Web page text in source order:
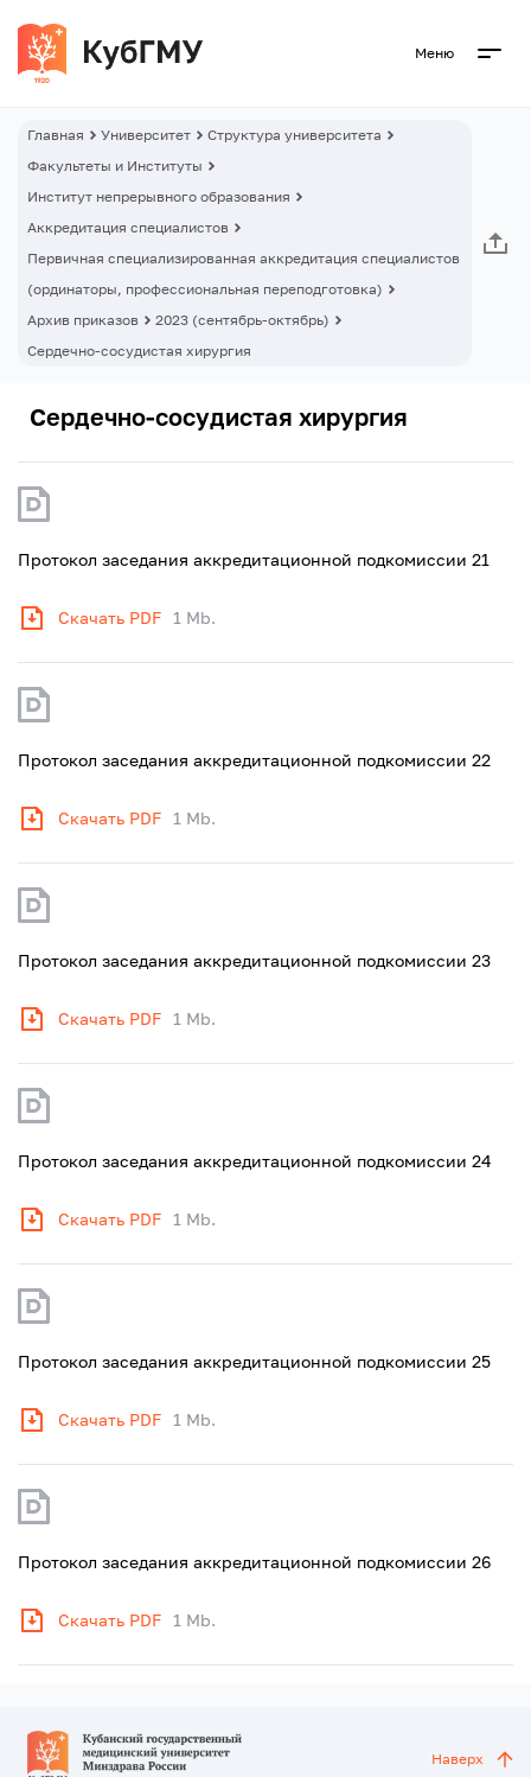
Меню
Главная Университет
Структура университета
Факультеты и Институты
Институт непрерывного образования
Аккредитация специалистов
Первичная специализированная аккредитация специалистов
(ординаторы, профессиональная переподготовка)
Архив приказов
2023 (сентябрь-октябрь)
Сердечно-сосудистая хирургия
Сердечно-сосудистая хирургия
Протокол заседания аккредитационной подкомиссии 21
Скачать PDF 1 Mb.
Протокол заседания аккредитационной подкомиссии 22
Скачать PDF 1 Mb.
Протокол заседания аккредитационной подкомиссии 23
Скачать PDF 1 Mb.
Протокол заседания аккредитационной подкомиссии 24
Скачать PDF 1 Mb.
Протокол заседания аккредитационной подкомиссии 25
Скачать PDF 1 Mb.
Протокол заседания аккредитационной подкомиссии 26
Скачать PDF 1 Mb.
Наверх